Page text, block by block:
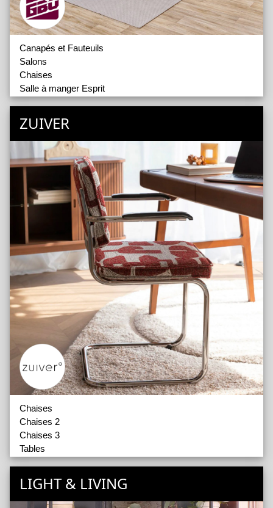
Canapés et Fauteuils
Salons
Chaises
Salle à manger Esprit
Salle à manger Esprit 2
ZUIVER
Chaises
Chaises 2
Chaises 3
Tables
Tables 2
LIGHT & LIVING